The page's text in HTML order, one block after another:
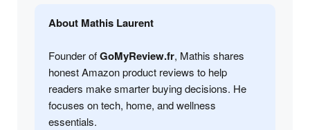
About Mathis Laurent
Founder ofGoMyReview.fr, Mathis shares
honest Amazon product reviews to help
readers make smarter buying decisions. He
focuses on tech, home, and wellness
essentials.